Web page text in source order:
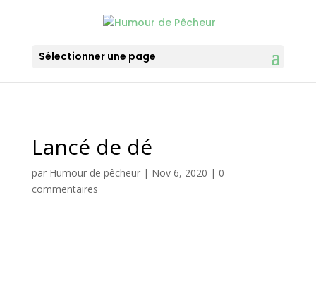
Sélectionner une page
Lancé de dé
par Humour de pêcheur| Nov 6, 2020 | 0
commentaires